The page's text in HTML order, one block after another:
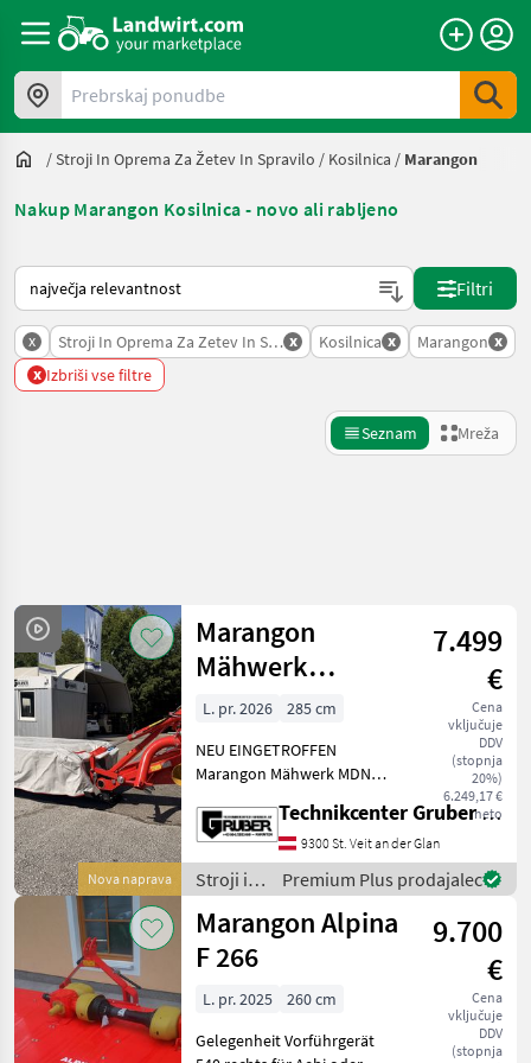
Prebrskaj ponudbe
/Stroji In Oprema Za Žetev In Spravilo / Kosilnica / Marangon
Nakup Marangon Kosilnica - novo ali rabljeno
Tako je razvrščeno na Landwirt.com
Filtri
x Stroji In Oprema Za Zetev In Spravilo
x Kosilnica x Marangon x
x Izbriši vse filtre
Seznam Mreža
Kategorija 4 Država Filtri
TRENUTNA
POT
Kmetijska
tehnika
Stroji In
Oprema
Za Zetev
In
Spravilo
Kosilnica
Marangon
IZBERITE
KATEGORIJO
Ponastavi
Prikaži 5
rezultatov
Nova naprava
Marangon
Mähwerk
MDN285
7.499
€
Cena
vključuje
DDV
(stopnja
20%)
6.249,17 €
neto
L. pr. 2026
285 cm
NEU EINGETROFFEN
Marangon Mähwerk MDN
sich ideal für ebene
Flächen, Hügel und Hänge *
leichte Handhabung und
optimale
Geländeanpassung *
Technikcenter Gruber GmbH
9300 St. Veit an der Glan
Stroji in
oprema
za žetev
in
spravilo
Premium Plus prodajalec
Marangon Alpina
F 266
9.700
€
Cena
vključuje
DDV
(stopnja
L. pr. 2025
260 cm
Gelegenheit Vorführgerät